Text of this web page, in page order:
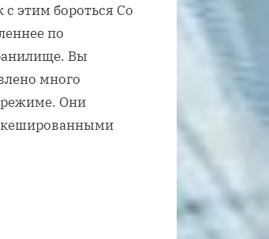
этим бороться Со
по
Вы
много
Они
кешированными